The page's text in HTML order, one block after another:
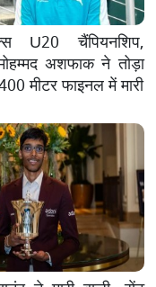
U20 चैंपियनशिप,
अशफाक ने तोड़ा
मीटर फाइनल में मारी